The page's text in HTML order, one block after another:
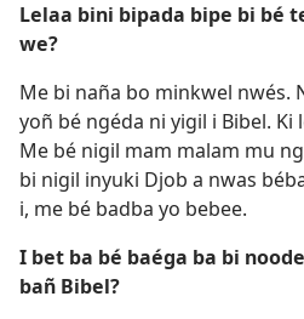
Lelaa bini bipada bipe bi bé
we?
Me bi naña bo minkwel nwés.
yoñ bé ngéda ni yigil i Bibel. Ki
Me bé nigil mam malam mu
bi nigil inyuki Djob a nwas
i, me bé badba yo bebee.
I bet ba bé baéga ba bi
bañ Bibel?